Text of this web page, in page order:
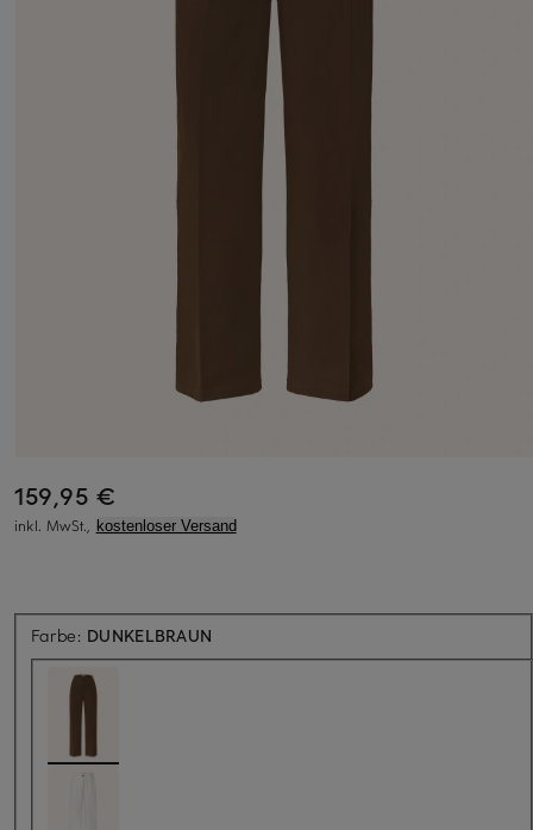
159,95 €
inkl. MwSt., kostenloser Versand
Farbe: DUNKELBRAUN